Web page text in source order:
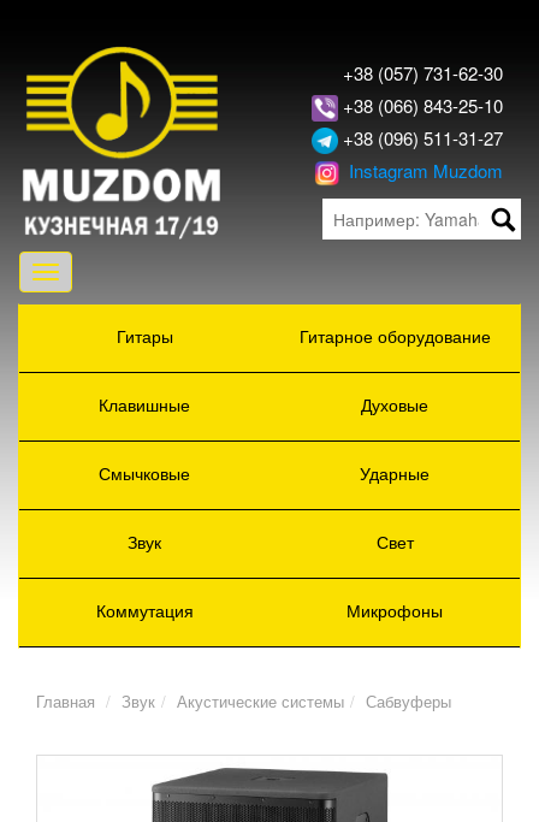
+38 (057) 731-62-30
+38 (066) 843-25-10
+38 (096) 511-31-27
Instagram Muzdom
Toggle
navigation
Гитары
Гитарное оборудование
Клавишные Духовые
Смычковые Ударные
Звук Свет
Коммутация Микрофоны
Главная Звук Акустические системы Сабвуферы